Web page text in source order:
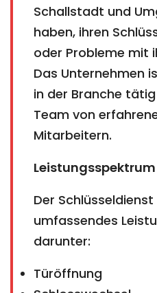
Schallstadt und
haben, ihren
oder Probleme mit
Das Unternehmen
in der Branche
Team von
Mitarbeitern.
Leistungsspektrum
Der
umfassendes
darunter:
Türöffnung